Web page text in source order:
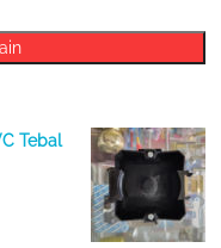
Tebal